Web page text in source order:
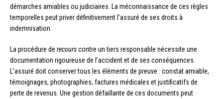
démarches amiables ou judiciaires. La méconnaissance de ces règles
temporelles peut priver définitivement l’assuré de ses droits à
indemnisation.
La procédure de recourscontre un tiers responsable nécessite une
documentation rigoureuse de l’accident et de ses conséquences.
L’assuré doit conserver tous les éléments de preuve : constat amiable,
témoignages, photographies, factures médicales et justificatifs de
perte de revenus. Une gestion défaillante de ces documents peut